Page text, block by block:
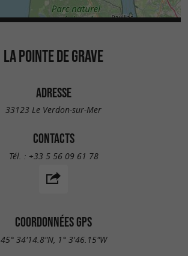
LA POINTE DE GRAVE
ADRESSE
33123 Le Verdon-sur-Mer
CONTACTS
Tél. : +33 5 56 09 61 78
COORDONNÉES GPS
45° 34'14.8"N, 1° 3'46.15"W